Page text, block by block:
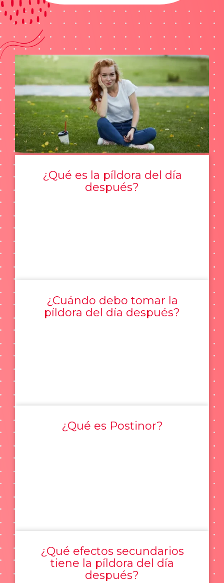
¿Qué es la píldora del día
después?
¿Cuándo debo tomar la
píldora del día después?
¿Qué es Postinor?
¿Qué efectos secundarios
tiene la píldora del día
después?